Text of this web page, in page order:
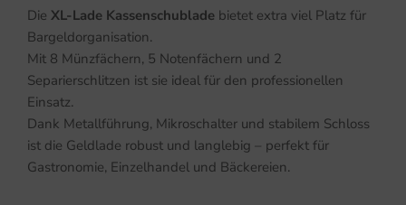
Die XL-Lade Kassenschublade bietet extra viel Platz für
Bargeldorganisation.
Mit 8 Münzfächern, 5 Notenfächern und 2
Separierschlitzen ist sie ideal für den professionellen
Einsatz.
Dank Metallführung, Mikroschalter und stabilem Schloss
ist die Geldlade robust und langlebig – perfekt für
Gastronomie, Einzelhandel und Bäckereien.